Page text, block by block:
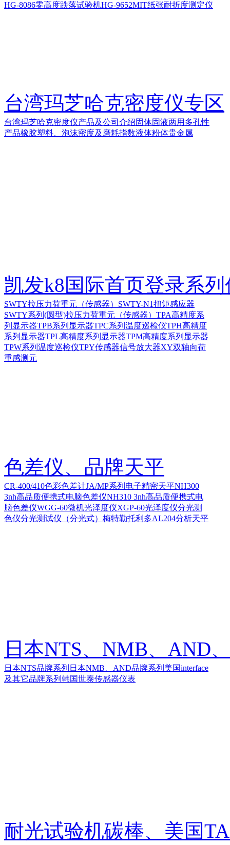
HG-8086零高度跌落试验机HG-9652MIT纸张耐折度测定仪
台湾玛芝哈克密度仪专区
台湾玛芝哈克密度仪产品及公司介绍固体固液两用 多孔性
产品橡胶塑料、泡沫密度及磨耗指数液体粉体贵金属
凯发k8国际首页登录系
SWTY拉压力荷重元（传感器） SWTY-N1扭矩感应器
SWTY系列(圆型)拉压力荷重元（传感器） TPA高精度系
列显示器TPB系列显示器TPC系列温度巡检仪TPH高精度
系列显示器TPL高精度系列显示器TPM高精度系列显示器
TPW系列温度巡检仪TPY传感器信号放大器XY双轴向荷
重感测元
色差仪、品牌天平
CR-400/410色彩色差计JA/MP系列电子精密天平NH300
3nh高品质便携式电脑色差仪NH310 3nh高品质便携式电
脑色差仪WGG-60微机光泽度仪XGP-60光泽度仪分光测
色仪分光测试仪（分光式） 梅特勒托利多AL204分析天平
日本NTS、NMB、AND
日本NTS品牌系列 日本NMB、AND品牌系列 美国interface
及其它品牌系列 韩国世泰传感器仪表
耐光试验机碳棒、美国